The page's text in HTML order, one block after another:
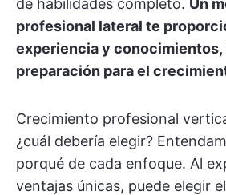
de habilidades completo. Un
profesional lateral te
experiencia y conocimientos,
preparación para el
Crecimiento profesional
¿cuál debería elegir?
porqué de cada enfoque. Al
ventajas únicas, puede elegir